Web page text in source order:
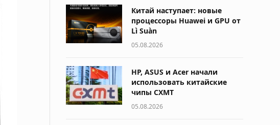
Китай наступает: новые
процессоры Huawei и GPU от
Lì Suàn
05.08.2026
HP, ASUS и Acer начали
использовать китайские
чипы CXMT
05.08.2026